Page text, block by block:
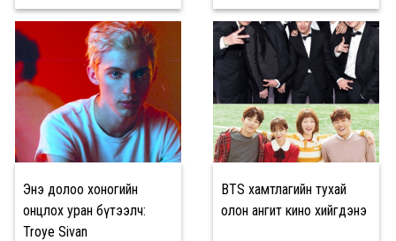
Энэ долоо хоногийн
онцлох уран бүтээлч:
Troye Sivan
BTS хамтлагийн тухай
олон ангит кино хийгдэнэ